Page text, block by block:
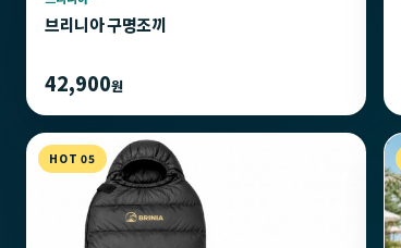
브리니아 구명조끼
42,900원
HOT 05